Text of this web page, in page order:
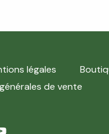
légales
de vente